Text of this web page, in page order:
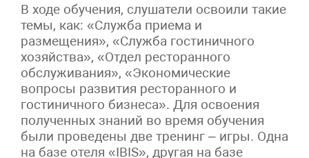
В ходе обучения, слушатели освоили такие
темы, как: «Служба приема и
размещения», «Служба гостиничного
хозяйства», «Отдел ресторанного
обслуживания», «Экономические
вопросы развития ресторанного и
гостиничного бизнеса». Для освоения
полученных знаний во время обучения
были проведены две тренинг – игры. Одна
на базе отеля «IBIS», другая на базе